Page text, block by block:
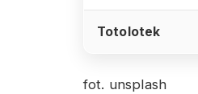
Totolotek
fot. unsplash